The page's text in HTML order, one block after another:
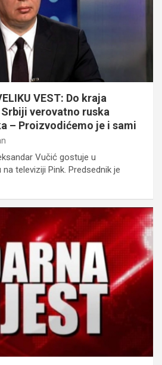
VEST: Do kraja
verovatno ruska
– Proizvodićemo je i sami
Vučić gostuje u
televiziji Pink. Predsednik je